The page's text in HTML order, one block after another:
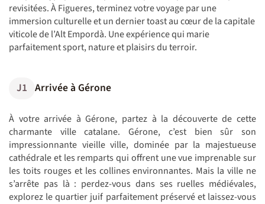
revisitées. À Figueres, terminez votre voyage par une
immersion culturelle et un dernier toast au cœur de la capitale
viticole de l’Alt Empordà. Une expérience qui marie
parfaitement sport, nature et plaisirs du terroir.
J1 Arrivée à Gérone
À votre arrivée à Gérone, partez à la découverte de cette
charmante ville catalane. Gérone, c’est bien sûr son
impressionnante vieille ville, dominée par la majestueuse
cathédrale et les remparts qui offrent une vue imprenable sur
les toits rouges et les collines environnantes. Mais la ville ne
s’arrête pas là : perdez-vous dans ses ruelles médiévales,
explorez le quartier juif parfaitement préservé et laissez-vous